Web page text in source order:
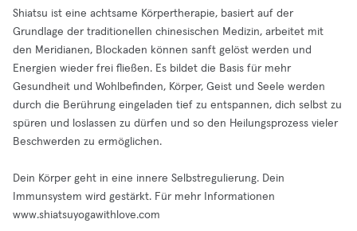
Shiatsu ist eine achtsame Körpertherapie, basiert auf der
Grundlage der traditionellen chinesischen Medizin, arbeitet mit
den Meridianen, Blockaden können sanft gelöst werden und
Energien wieder frei fließen. Es bildet die Basis für mehr
Gesundheit und Wohlbefinden, Körper, Geist und Seele werden
durch die Berührung eingeladen tief zu entspannen, dich selbst zu
spüren und loslassen zu dürfen und so den Heilungsprozess vieler
Beschwerden zu ermöglichen.
Dein Körper geht in eine innere Selbstregulierung. Dein
Immunsystem wird gestärkt. Für mehr Informationen
www.shiatsuyogawithlove.com